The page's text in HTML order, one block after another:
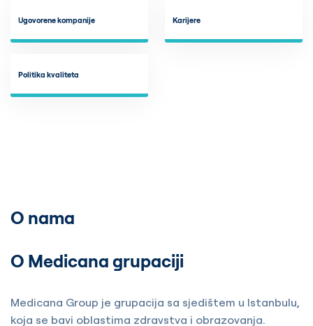
Ugovorene kompanije Karijere
Politika kvaliteta
O nama
O Medicana grupaciji
Medicana Group je grupacija sa sjedištem u Istanbulu,
koja se bavi oblastima zdravstva i obrazovanja.